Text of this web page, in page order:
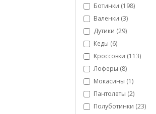
Ботинки (198)
Валенки (3)
Дутики (29)
Кеды (6)
Кроссовки (113)
Лоферы (8)
Мокасины (1)
Пантолеты (2)
Полуботинки (23)